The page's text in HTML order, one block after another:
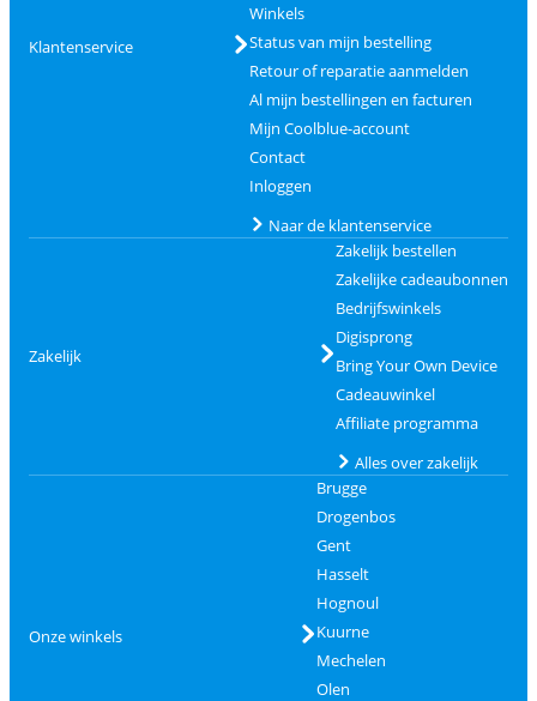
Klantenservice
Winkels
Status van mijn bestelling
Retour of reparatie aanmelden
Al mijn bestellingen en facturen
Mijn Coolblue-account
Contact
Inloggen
Naar de klantenservice
Zakelijk
Zakelijk bestellen
Zakelijke cadeaubonnen
Bedrijfswinkels
Digisprong
Bring Your Own Device
Cadeauwinkel
Affiliate programma
Alles over zakelijk
Onze winkels
Brugge
Drogenbos
Gent
Hasselt
Hognoul
Kuurne
Mechelen
Olen